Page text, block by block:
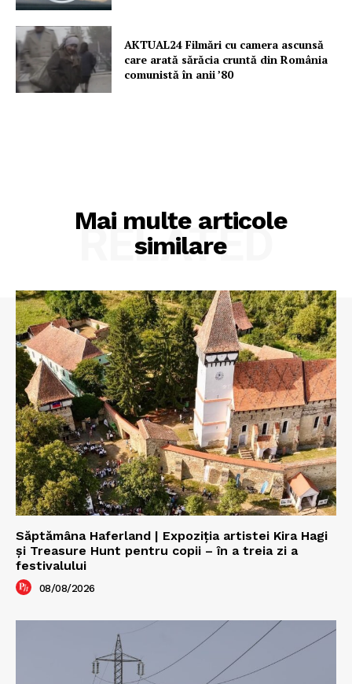
AKTUAL24 Filmări cu camera ascunsă
care arată sărăcia cruntă din România
comunistă în anii ’80
Mai multe articole
similare
RELATED
Săptămâna Haferland | Expoziţia artistei Kira Hagi
şi Treasure Hunt pentru copii – în a treia zi a
festivalului
08/08/2026